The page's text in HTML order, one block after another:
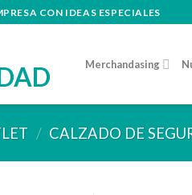
CON IDEAS ESPECIALES
Merchandasing
/ CALZADO DE